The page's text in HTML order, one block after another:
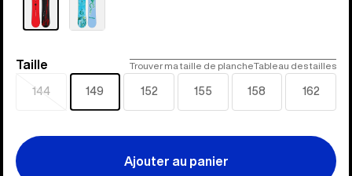
Taille
Taille Trouver ma taille de plancheTableau des tailles
144
Épuisé
149 152 155 158 162
Ajouter au panier